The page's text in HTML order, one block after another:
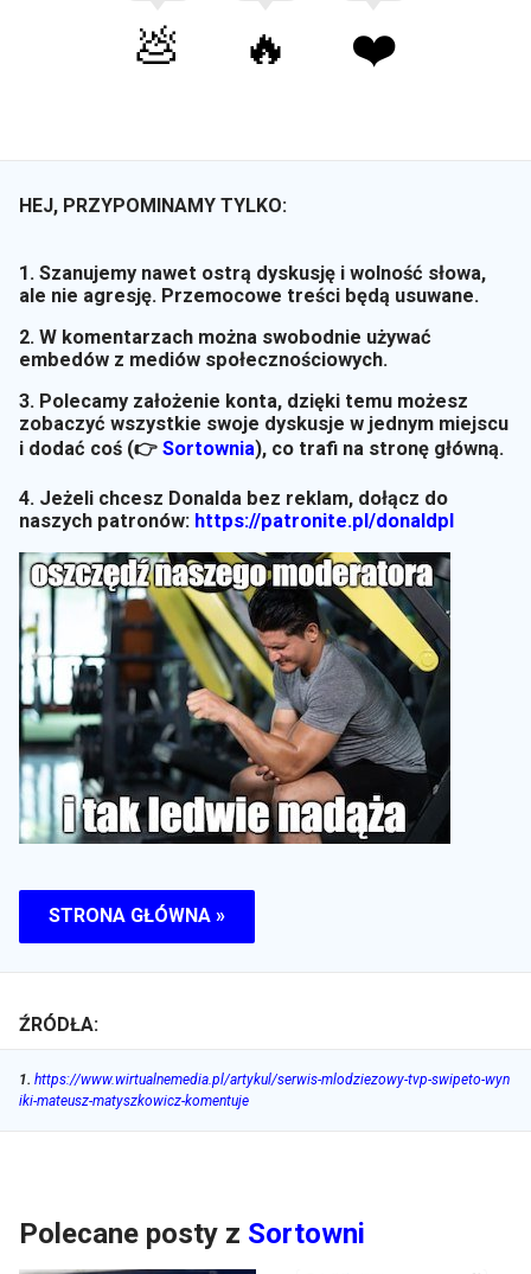
💩 🔥 ❤️
HEJ, PRZYPOMINAMY TYLKO:
1. Szanujemy nawet ostrą dyskusję i wolność słowa,
ale nie agresję. Przemocowe treści będą usuwane.
2. W komentarzach można swobodnie używać
embedów z mediów społecznościowych.
3. Polecamy założenie konta, dzięki temu możesz
zobaczyć wszystkie swoje dyskusje w jednym miejscu
i dodać coś (👉 Sortownia), co trafi na stronę główną.
4. Jeżeli chcesz Donalda bez reklam, dołącz do
naszych patronów: https://patronite.pl/donaldpl
STRONA GŁÓWNA »
ŹRÓDŁA:
1. https://www.wirtualnemedia.pl/artykul/serwis-mlodziezowy-tvp-swipeto-wyn
iki-mateusz-matyszkowicz-komentuje
Polecane posty z Sortowni